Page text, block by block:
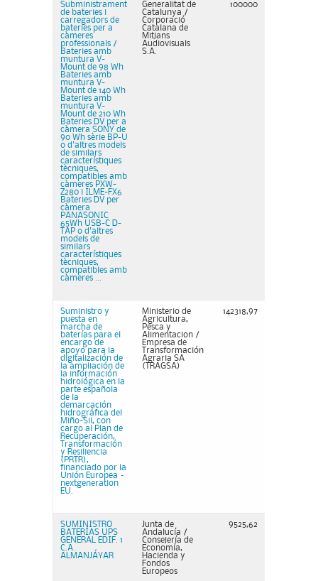
Subministrament
de bateries i
carregadors de
bateries per a
càmeres
professionals /
Bateries amb
muntura V-
Mount de 98 Wh
Bateries amb
muntura V-
Mount de 140 Wh
Bateries amb
muntura V-
Mount de 210 Wh
Bateries DV per a
càmera SONY de
90 Wh sèrie BP-U
o d'altres models
de similars
característiques
tècniques,
compatibles amb
càmeres PXW-
Z280 i ILME-FX6
Bateries DV per
càmera
PANASONIC
65Wh USB-C D-
TAP o d'altres
models de
similars
característiques
tècniques,
compatibles amb
càmeres ...
Generalitat de
Catalunya /
Corporació
Catalana de
Mitjans
Audiovisuals
S.A.
100000
Suministro y
puesta en
marcha de
baterías para el
encargo de
apoyo para la
digitalización de
la ampliación de
la información
hidrológica en la
parte española
de la
demarcación
hidrográfica del
Miño-Sil, con
cargo al Plan de
Recuperación,
Transformación
y Resiliencia
(PRTR),
financiado por la
Unión Europea –
nextgeneration
EU.
Ministerio de
Agricultura,
Pesca y
Alimentacion /
Empresa de
Transformación
Agraria SA
(TRAGSA)
142318,97
SUMINISTRO
BATERÍAS UPS
GENERAL EDIF. 1
C.A.
ALMANJÁYAR
Junta de
Andalucía /
Consejería de
Economía,
Hacienda y
Fondos
Europeos
9525,62